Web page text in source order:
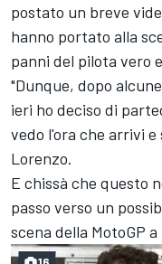
postato un breve
hanno portato alla
panni del pilota vero
"Dunque, dopo
ieri ho deciso di
vedo l'ora che arrivi
Lorenzo.
E chissà che questo
passo verso un
scena della MotoGP